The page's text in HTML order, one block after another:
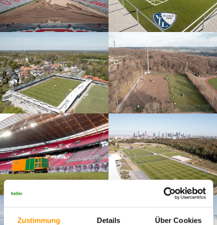
Zustimmung Details Über Cookies